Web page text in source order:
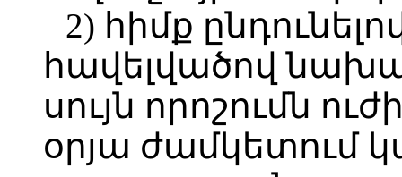
2) հիմք
հավելվածով
սույն որոշումն
օրյա ժամկետում